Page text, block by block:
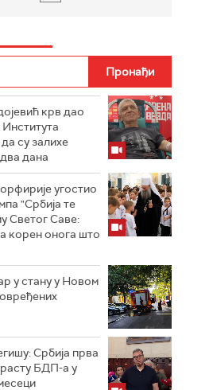
крв дао
Института
су залихе
дана
угостио
"Србија те
Светог Саве:
корен онога што
у стану у Новом
Србија прва
БДП-а у